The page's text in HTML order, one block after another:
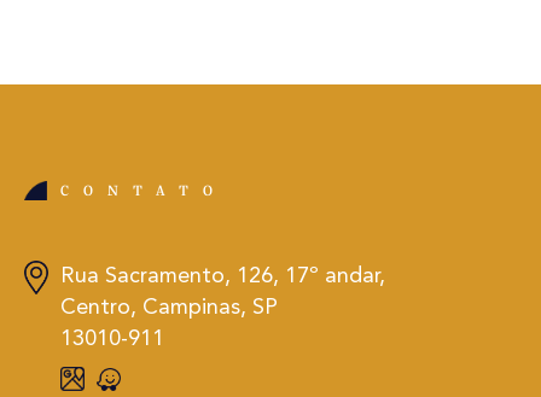
CONTATO
Rua Sacramento, 126, 17º andar,
Centro, Campinas, SP
13010-911